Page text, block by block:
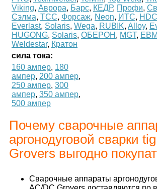
Viking, Аврора, Барс, КЕДР, Профи,
Сэлма, ТСС, Форсаж, Neon, ИТС, HDC
Everlast, Solaris, Wega, RUBIK, Alloy,
HUGONG, Solaris, ОБЕРОН , MGT, ЕВМ
Weldestar, Кратон
сила тока:
160 ампер, 180
ампер, 200 ампер,
250 ампер, 300
ампер, 350 ампер,
500 ампер
Почему сварочные
аргонодуговой сварки
Grovers выгодно
Сварочные аппараты